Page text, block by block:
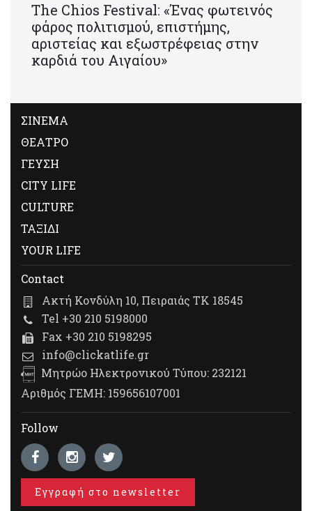
Τhe Chios Festival: «Ένας φωτεινός
φάρος πολιτισμού, επιστήμης,
αριστείας και εξωστρέφειας στην
καρδιά του Αιγαίου»
ΣΙΝΕΜΑ
ΘΕΑΤΡΟ
ΓΕΥΣΗ
CITY LIFE
CULTURE
ΤΑΞΙΔΙ
YOUR LIFE
Contact
Ακτή Κονδύλη 10, Πειραιάς ΤΚ 18545
Tel +30 210 5198000
Fax +30 210 5198295
info@clickatlife.gr
Μητρώο Ηλεκτρονικού Τύπου: 232121
Αριθμός ΓΕΜΗ: 159656107001
Follow
Εγγραφή στο newsletter